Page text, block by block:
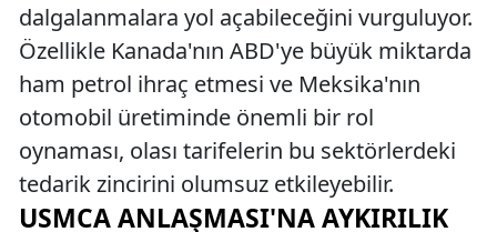
dalgalanmalara yol açabileceğini vurguluyor.
Özellikle Kanada'nın ABD'ye büyük miktarda
ham petrol ihraç etmesi ve Meksika'nın
otomobil üretiminde önemli bir rol
oynaması, olası tarifelerin bu sektörlerdeki
tedarik zincirini olumsuz etkileyebilir.
USMCA ANLAŞMASI'NA AYKIRILIK